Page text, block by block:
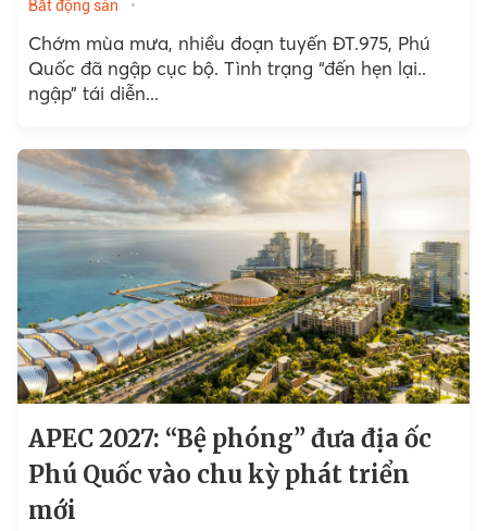
Bất động sản
Chớm mùa mưa, nhiều đoạn tuyến ĐT.975, Phú
Quốc đã ngập cục bộ. Tình trạng “đến hẹn lại..
ngập” tái diễn...
APEC 2027: “Bệ phóng” đưa địa ốc
Phú Quốc vào chu kỳ phát triển
mới